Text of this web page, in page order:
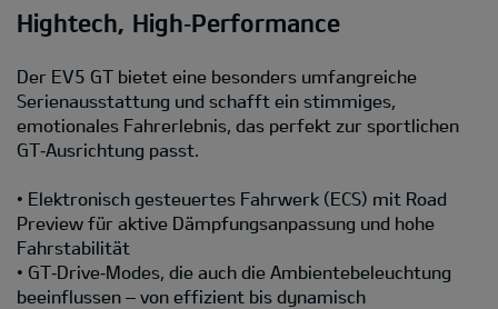
Hightech, High‑Performance
Der EV5 GT bietet eine besonders umfangreiche
Serienausstattung und schafft ein stimmiges,
emotionales Fahrerlebnis, das perfekt zur sportlichen
GT‑Ausrichtung passt.
• Elektronisch gesteuertes Fahrwerk (ECS) mit Road
Preview für aktive Dämpfungsanpassung und hohe
Fahrstabilität
• GT‑Drive‑Modes, die auch die Ambientebeleuchtung
beeinflussen – von effizient bis dynamisch